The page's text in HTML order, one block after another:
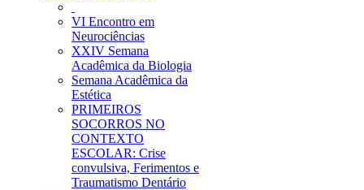
VI Encontro em
Neurociências
XXIV Semana
Acadêmica da Biologia
Semana Acadêmica da
Estética
PRIMEIROS
SOCORROS NO
CONTEXTO
ESCOLAR: Crise
convulsiva, Ferimentos e
Traumatismo Dentário